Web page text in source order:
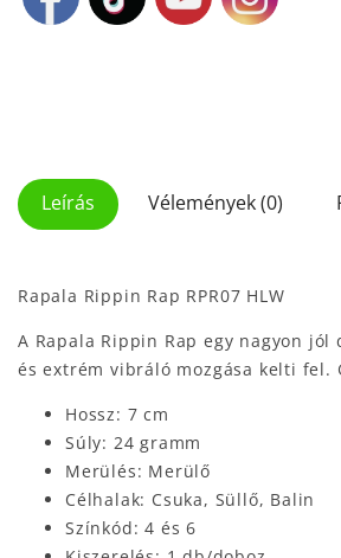
Leírás Vélemények (0)
Rapala Rippin Rap RPR07 HLW
A Rapala Rippin Rap egy nagyon
és extrém vibráló mozgása kelti fel.
Hossz: 7 cm
Súly: 24 gramm
Merülés: Merülő
Célhalak: Csuka, Süllő, Balin
Színkód: 4 és 6